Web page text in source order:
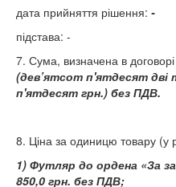
дата прийняття рішення: -
підстава: -
7. Сума, визначена в
(дев’ятсот п'ятдесят дві
п'ятдесят грн.) без ПДВ.
8. Ціна за одиницю товару (у
1) Футляр до ордена «За
850,0 грн. без ПДВ;